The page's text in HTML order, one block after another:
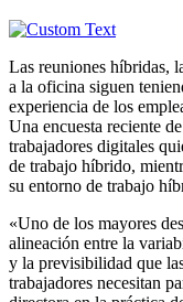
Las reuniones híbridas,
a la oficina siguen
experiencia de los
Una encuesta reciente
trabajadores digitales
de trabajo híbrido,
su entorno de trabajo
«Uno de los mayores
alineación entre la
y la previsibilidad que
trabajadores necesitan